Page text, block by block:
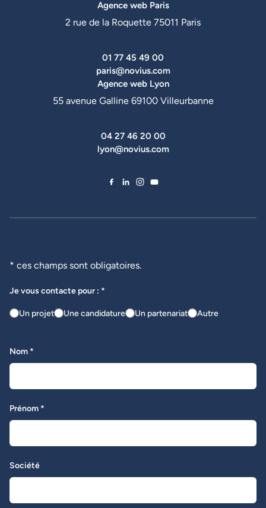
Agence web Paris
2 rue de la Roquette 75011 Paris
01 77 45 49 00
paris@novius.com
Agence web Lyon
55 avenue Galline 69100 Villeurbanne
04 27 46 20 00
lyon@novius.com
* ces champs sont obligatoires.
Je vous contacte pour : *
Un projet Une candidature Un partenariat Autre
Nom *
Prénom *
Société